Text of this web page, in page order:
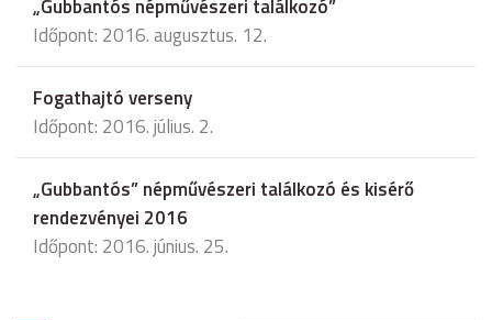
„Gubbantós népművészeri találkozó”
Időpont: 2016. augusztus. 12.
Fogathajtó verseny
Időpont: 2016. július. 2.
„Gubbantós” népművészeri találkozó és kisérő
rendezvényei 2016
Időpont: 2016. június. 25.